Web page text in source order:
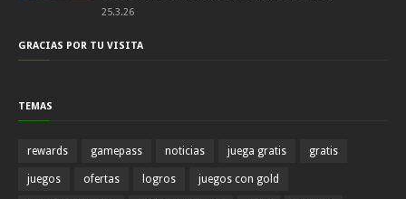
25.3.26
GRACIAS POR TU VISITA
TEMAS
rewards gamepass noticias juega gratis gratis
juegos ofertas logros juegos con gold